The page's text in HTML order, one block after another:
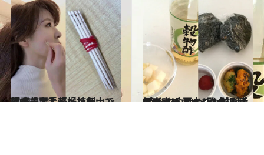
2021.1.10
綿棒美容と爪楊枝剣山で顔ツボお手軽メンテナンスを！
ビューティ＆ヘルス 2023.7.23
“食べてやせる”酢大根おにぎりは ヘルシーでも満足度高め 夏太りも防ぎ手軽にボディメイク
ビューティ＆ヘルス